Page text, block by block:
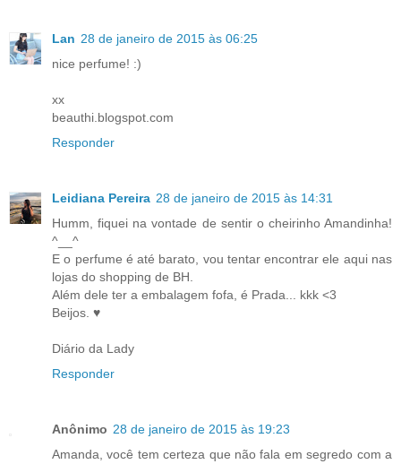
Lan 28 de janeiro de 2015 às 06:25
nice perfume! :)
xx
beauthi.blogspot.com
Responder
Leidiana Pereira 28 de janeiro de 2015 às 14:31
Humm, fiquei na vontade de sentir o cheirinho Amandinha!
^__^
E o perfume é até barato, vou tentar encontrar ele aqui nas
lojas do shopping de BH.
Além dele ter a embalagem fofa, é Prada... kkk <3
Beijos. ♥
Diário da Lady
Responder
Anônimo 28 de janeiro de 2015 às 19:23
Amanda, você tem certeza que não fala em segredo com a